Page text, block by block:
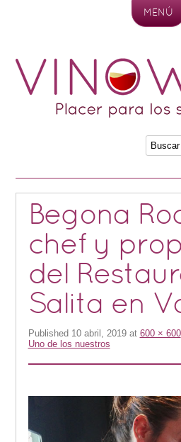
MENÚ
Begona
chef y
del
Salita en
Published 10 abril, 2019at 600 × 600
Uno de los nuestros